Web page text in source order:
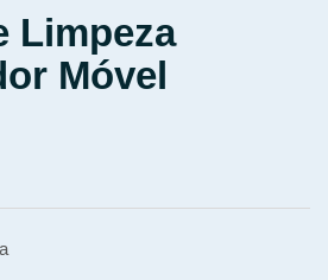
Limpeza
Móvel